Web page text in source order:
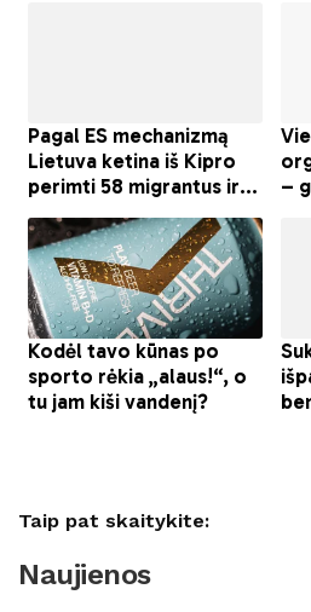
Taip pat skaitykite:
Naujienos